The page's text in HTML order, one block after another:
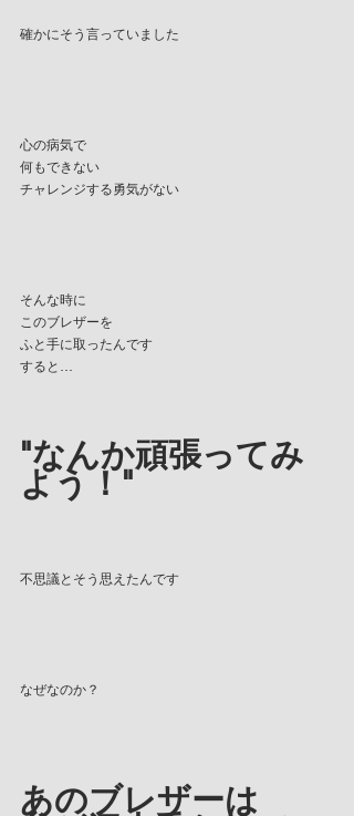
確かにそう言っていました
心の病気で
何もできない
チャレンジする勇気がない
そんな時に
このブレザーを
ふと手に取ったんです
すると…
"なんか頑張ってみ
よう！"
不思議とそう思えたんです
なぜなのか？
あのブレザーは